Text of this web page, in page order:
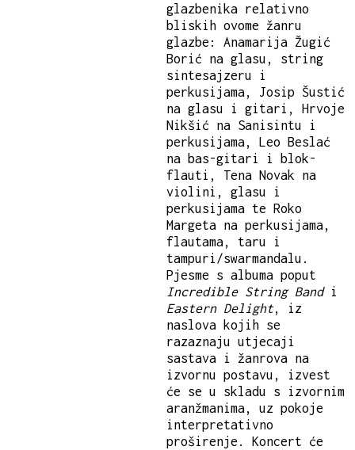
glazbenika relativno
bliskih ovome žanru
glazbe: Anamarija Žugić
Borić na glasu, string
sintesajzeru i
perkusijama, Josip Šustić
na glasu i gitari, Hrvoje
Nikšić na Sanisintu i
perkusijama, Leo Beslać
na bas-gitari i blok-
flauti, Tena Novak na
violini, glasu i
perkusijama te Roko
Margeta na perkusijama,
flautama, taru i
tampuri/swarmandalu.
Pjesme s albuma poput
Incredible String Bandi
Eastern Delight, iz
naslova kojih se
razaznaju utjecaji
sastava i žanrova na
izvornu postavu, izvest
će se u skladu s izvornim
aranžmanima, uz pokoje
interpretativno
proširenje. Koncert će